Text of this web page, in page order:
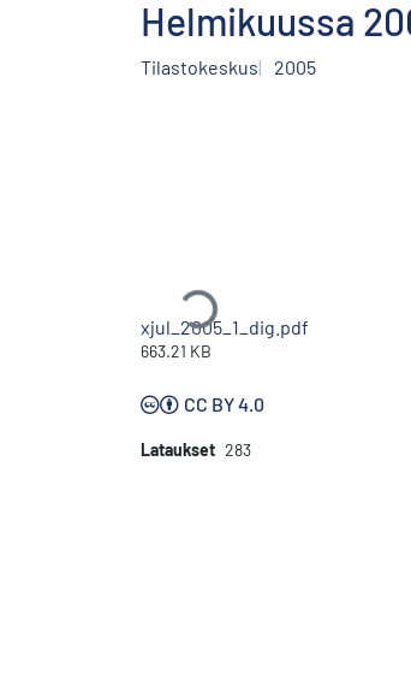
Helmikuussa
Tilastokeskus 2005
Ladataan...
xjul_2005_1_dig.pdf
663.21 KB
CC BY 4.0
Lataukset 283